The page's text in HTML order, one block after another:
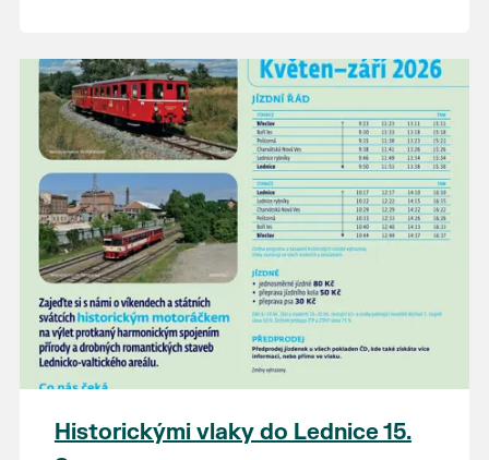
Historickými vlaky do Lednice 15.